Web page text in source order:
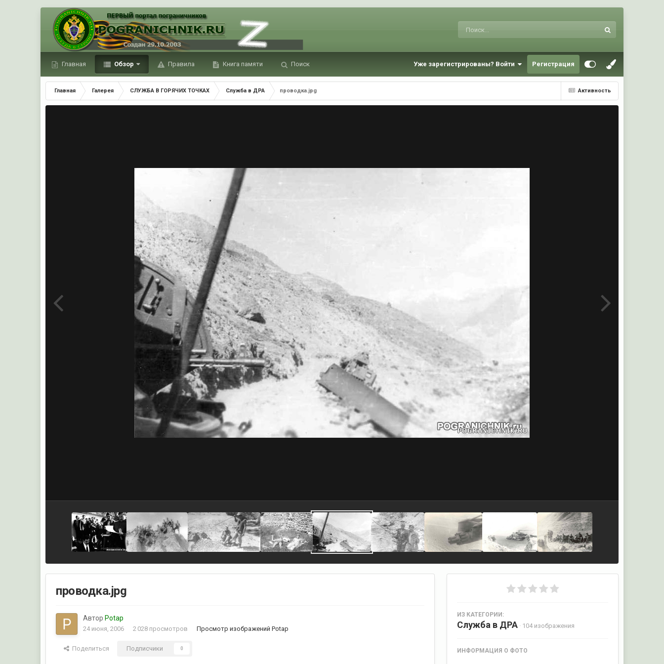
Главная Обзор Правила Книга памяти Поиск Уже зарегистрированы? Войти Регистрация
Активность
Главная Галерея СЛУЖБА В ГОРЯЧИХ ТОЧКАХ Служба в ДРА проводка.jpg
проводка.jpg
Автор Potap
24 июня, 2006 2 028 просмотров Просмотр изображений Potap
Поделиться Подписчики 0
ИЗ КАТЕГОРИИ:
Служба в ДРА · 104 изображения
ИНФОРМАЦИЯ О ФОТО